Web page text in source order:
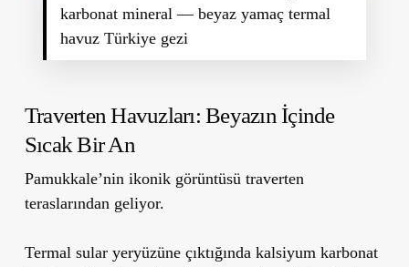
karbonat mineral — beyaz yamaç termal
havuz Türkiye gezi
Traverten Havuzları: Beyazın İçinde
Sıcak Bir An
Pamukkale’nin ikonik görüntüsü traverten
teraslarından geliyor.
Termal sular yeryüzüne çıktığında kalsiyum karbonat